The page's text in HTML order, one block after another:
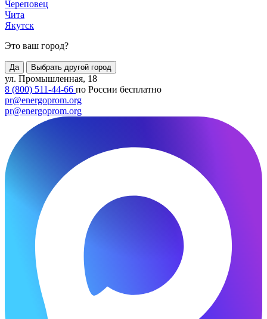
Череповец
Чита
Якутск
Это ваш город?
Да Выбрать другой город
ул. Промышленная, 18
8 (800) 511-44-66 по России бесплатно
pr@energoprom.org
pr@energoprom.org